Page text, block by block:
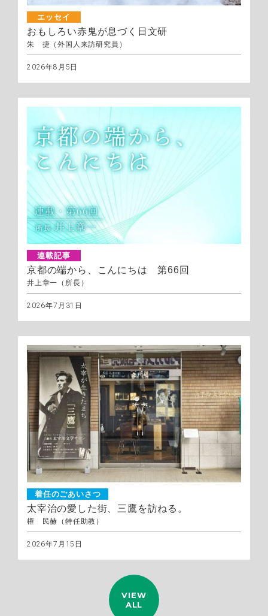
エッセイ
おもしろい赤鬼が息づく日文研
朱 捷（外国人来訪研究員）
2026年8月5日
連載記事
京都の端から、こんにちは 第66回
井上章一（所長）
2026年7月31日
着任のごあいさつ
太宰治の愛した街、三鷹を訪ねる。
権 民赫（特任助教）
2026年7月15日
VIEW
ALL